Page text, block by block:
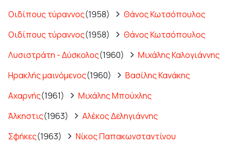
Οιδίπους τύραννος(1958)
Θάνος Κωτσόπουλος
Οιδίπους τύραννος(1958)
Θάνος Κωτσόπουλος
Λυσιστράτη - Δύσκολος(1960)
Μιχάλης Καλογιάννης
Ηρακλής μαινόμενος(1960)
Βασίλης Κανάκης
Αχαρνής(1961)
Μιχάλης Μπούχλης
Άλκηστις(1963)
Αλέκος Δεληγιάννης
Σφήκες(1963)
Νίκος Παπακωνσταντίνου